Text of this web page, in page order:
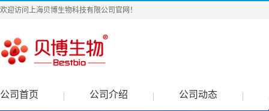
欢迎访问上海贝博生物科技有限公司官网！
公司首页 公司介绍 公司动态